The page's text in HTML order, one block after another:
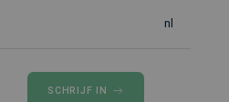
nl
SCHRIJF IN